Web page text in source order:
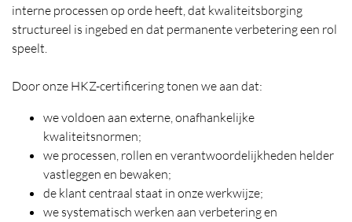
interne processen op orde heeft, dat kwaliteitsborging
structureel is ingebed en dat permanente verbetering een rol
speelt.
Door onze HKZ-certificering tonen we aan dat:
we voldoen aan externe, onafhankelijke
kwaliteitsnormen;
we processen, rollen en verantwoordelijkheden helder
vastleggen en bewaken;
de klant centraal staat in onze werkwijze;
we systematisch werken aan verbetering en